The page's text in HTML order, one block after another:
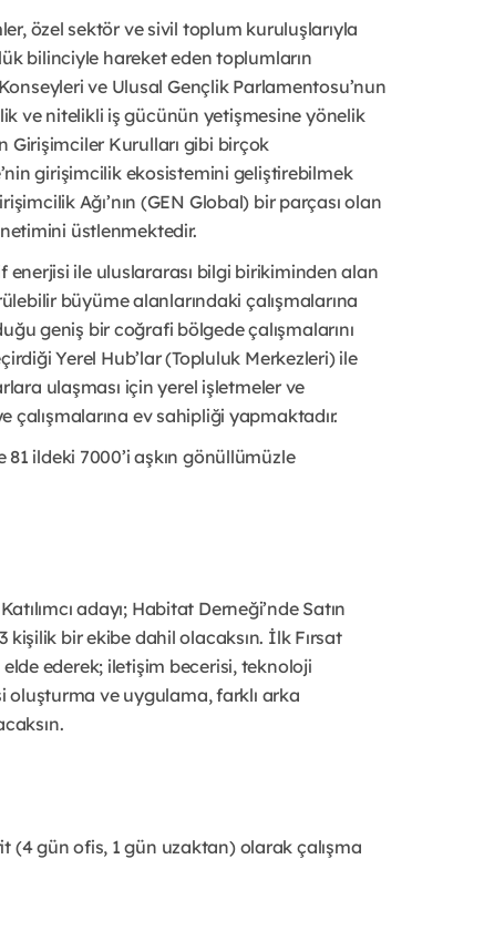
özel sektör ve sivil toplum kuruluşlarıyla
bilinciyle hareket eden toplumların
ve Ulusal Gençlik Parlamentosu’nun
ve nitelikli iş gücünün yetişmesine yönelik
Girişimciler Kurulları gibi birçok
girişimcilik ekosistemini geliştirebilmek
Ağı’nın (GEN Global) bir parçası olan
üstlenmektedir.
ile uluslararası bilgi birikiminden alan
büyüme alanlarındaki çalışmalarına
geniş bir coğrafi bölgede çalışmalarını
Yerel Hub’lar (Topluluk Merkezleri) ile
ulaşması için yerel işletmeler ve
ev sahipliği yapmaktadır.
81 ildeki 7000’i aşkın gönüllümüzle
adayı; Habitat Derneği’nde Satın
kişilik bir ekibe dahil olacaksın. İlk Fırsat
elde ederek; iletişim becerisi, teknoloji
oluşturma ve uygulama, farklı arka
(4 gün ofis, 1 gün uzaktan) olarak çalışma